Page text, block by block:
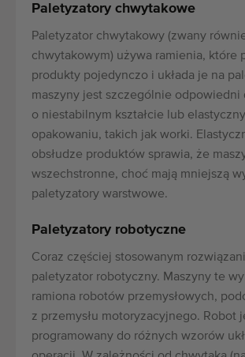
Paletyzatory chwytakowe
Paletyzator chwytakowy (zwany
chwytakowym) używa ramienia, które
produkty pojedynczo i układa je na
maszyny jest szczególnie odpowiedni
o niestabilnym kształcie lub
opakowaniu, takich jak worki.
obsłudze produktów sprawia, że
wszechstronne, choć mają mniejszą
paletyzatory warstwowe.
Paletyzatory robotyczne
Coraz częściej stosowanym
paletyzator robotyczny. Maszyny te
ramiona robotów przemysłowych,
z przemysłu motoryzacyjnego. Robot
programowany do różnych wzorów